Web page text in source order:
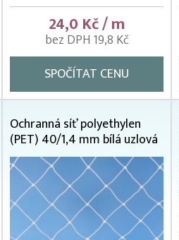
24,0 Kč / m
bez DPH 19,8 Kč
SPOČÍTAT CENU
Ochranná síť polyethylen
(PET) 40/1,4 mm bílá uzlová